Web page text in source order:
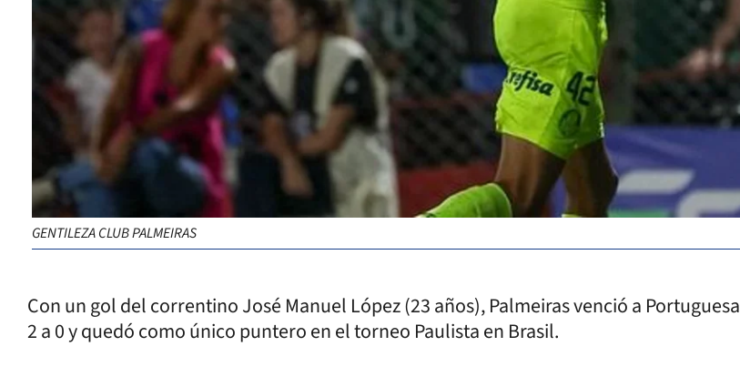
GENTILEZA CLUB PALMEIRAS
Con un gol del correntino José Manuel López (23 años), Palmeiras venció a Portuguesa
2 a 0 y quedó como único puntero en el torneo Paulista en Brasil.